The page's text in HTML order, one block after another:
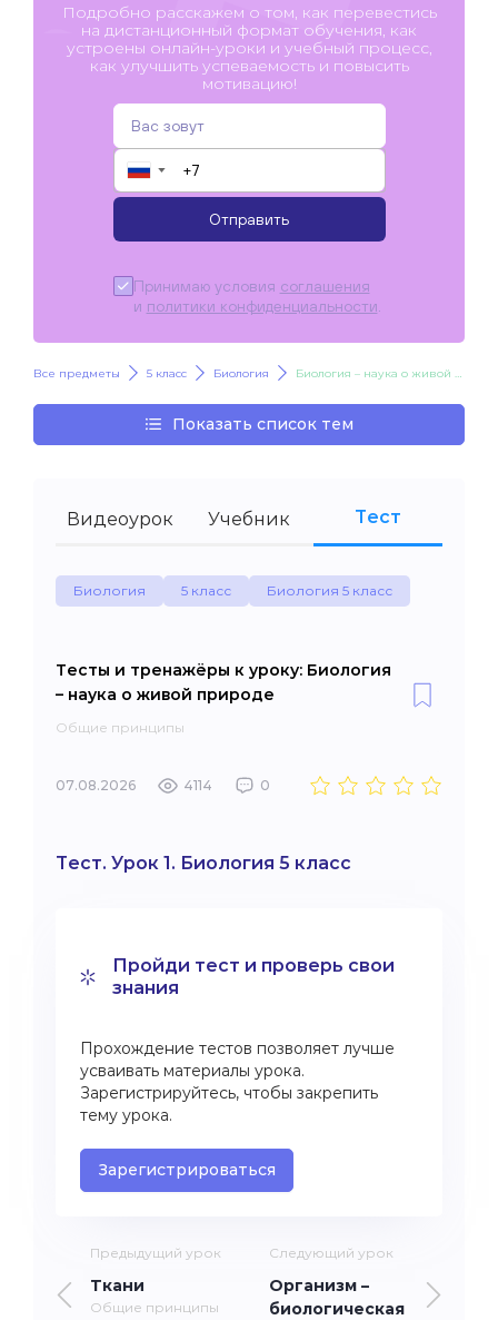
Подробно расскажем о том, как перевестись
на дистанционный формат обучения, как
устроены онлайн-уроки и учебный процесс,
как улучшить успеваемость и повысить
мотивацию!
▼
Отправить
Принимаю условия соглашения
и политики конфиденциальности
Все предметы 5 класс Биология Биология – наука о живой природе
Показать список тем
Видеоурок Учебник Тест
Биология 5 класс Биология 5 класс
Тесты и тренажёры к уроку: Биология
– наука о живой природе
Общие принципы
07.08.2026 4114 0
Тест. Урок 1. Биология 5 класс
Пройди тест и проверь свои
знания
Прохождение тестов позволяет лучше
усваивать материалы урока.
Зарегистрируйтесь, чтобы закрепить
тему урока.
Зарегистрироваться
Предыдущий урок
Ткани
Общие принципы
Следующий урок
Организм –
биологическая